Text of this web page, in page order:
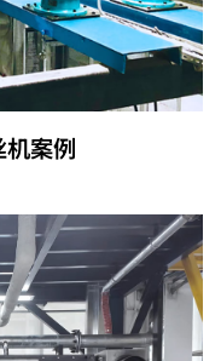
案例